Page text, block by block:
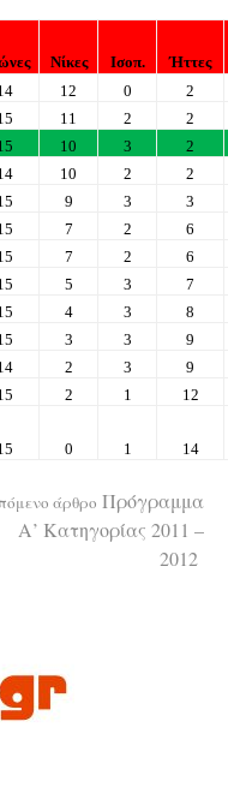
Νίκες Ισοπ.
Ήττες
12 0
2
1 1 2
2
5 10 3
2
10 2
2
5 9 3
3
5 7 2
6
5 7 2
6
5 3
7
5 4 3
8
3 3
9
4 2 3
9
2 1 12
0 1 1 4
άρθρο Πρόγραμμα
Α’ Κατηγορίας 2011 –
2012